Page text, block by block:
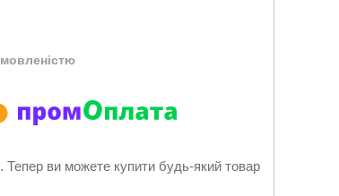
Тепер ви можете купити будь-який товар